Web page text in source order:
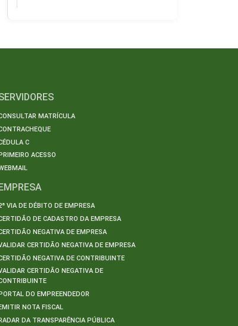
MATRÍCULA
C
PRIMEIRO ACESSO
VIA DE DÉBITO DE EMPRESA
DE CADASTRO DA EMPRESA
NEGATIVA DE EMPRESA
CERTIDÃO NEGATIVA DE EMPRESA
NEGATIVA DE CONTRIBUINTE
CERTIDÃO NEGATIVA DE
PORTAL DO EMPREENDEDOR
NOTA FISCAL
DA TRANSPARÊNCIA PÚBLICA